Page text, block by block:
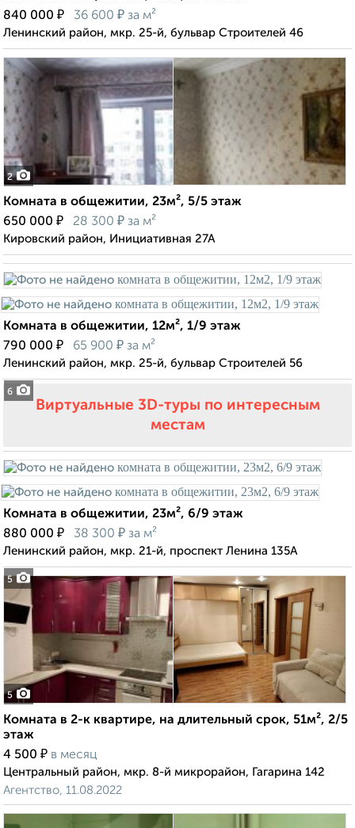
840 000 ₽ 36 600 ₽ за м²
Ленинский район, мкр. 25-й, бульвар Строителей 46
2
Комната в общежитии, 23м², 5/5 этаж
650 000 ₽ 28 300 ₽ за м²
Кировский район, Инициативная 27А
6
Комната в общежитии, 12м², 1/9 этаж
790 000 ₽ 65 900 ₽ за м²
Ленинский район, мкр. 25-й, бульвар Строителей 56
Виртуальные 3D-туры по интересным
местам
5
Комната в общежитии, 23м², 6/9 этаж
880 000 ₽ 38 300 ₽ за м²
Ленинский район, мкр. 21-й, проспект Ленина 135А
5
Комната в 2-к квартире, на длительный срок, 51м², 2/5
этаж
4 500 ₽ в месяц
Центральный район, мкр. 8-й микрорайон, Гагарина 142
Агентство, 11.08.2022